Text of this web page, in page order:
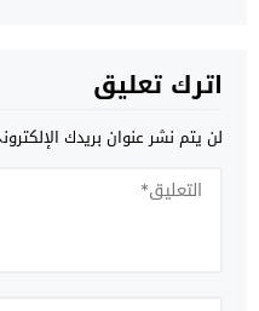
اترك تعليق
لن يتم نشر عنوان بريدك